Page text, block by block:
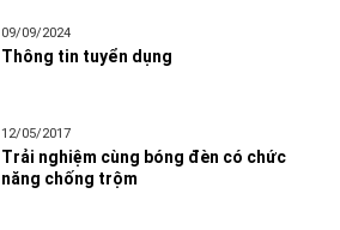
09/09/2024
Thông tin tuyển dụng
12/05/2017
Trải nghiệm cùng bóng đèn có chức
năng chống trộm